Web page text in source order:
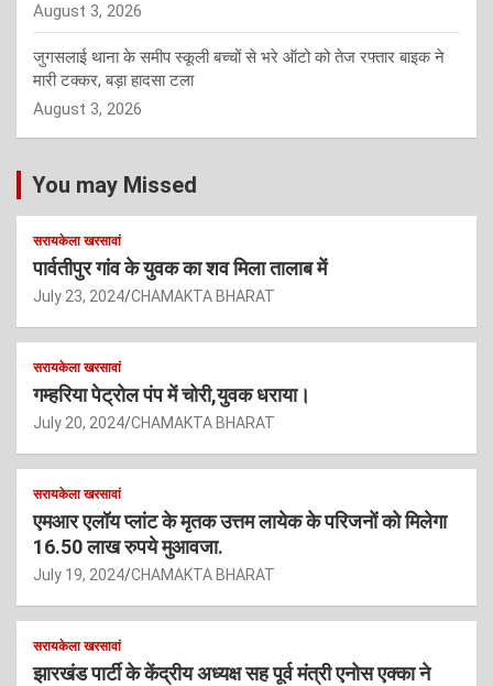
August 3, 2026
जुगसलाई थाना के समीप स्कूली बच्चों से भरे ऑटो को तेज रफ्तार बाइक ने
मारी टक्कर, बड़ा हादसा टला
August 3, 2026
You may Missed
सरायकेला खरसावां
पार्वतीपुर गांव के युवक का शव मिला तालाब में
July 23, 2024 CHAMAKTA BHARAT
सरायकेला खरसावां
गम्हरिया पेट्रोल पंप में चोरी,युवक धराया।
July 20, 2024 CHAMAKTA BHARAT
सरायकेला खरसावां
एमआर एलॉय प्लांट के मृतक उत्तम लायेक के परिजनों को मिलेगा
16.50 लाख रुपये मुआवजा.
July 19, 2024 CHAMAKTA BHARAT
सरायकेला खरसावां
झारखंड पार्टी के केंद्रीय अध्यक्ष सह पूर्व मंत्री एनोस एक्का ने